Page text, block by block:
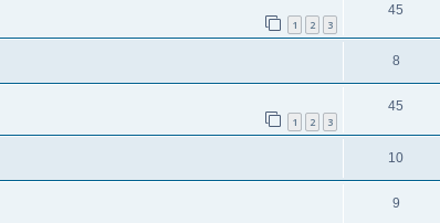
1 2 3
45
8
1 2 3
45
10
9